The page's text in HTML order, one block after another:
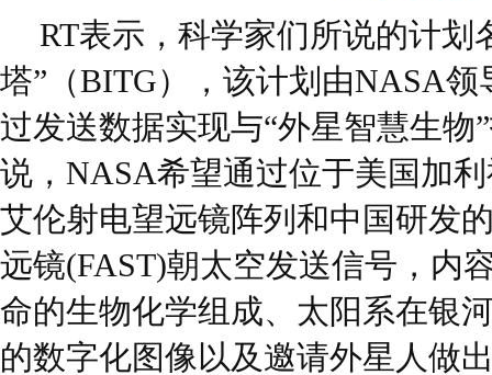
RT表示，科学家们所说的计划
塔”（BITG），该计划由NASA
过发送数据实现与“外星智慧生物
说，NASA希望通过位于美国加
艾伦射电望远镜阵列和中国研发
远镜(FAST)朝太空发送信号，内
命的生物化学组成、太阳系在银
的数字化图像以及邀请外星人做